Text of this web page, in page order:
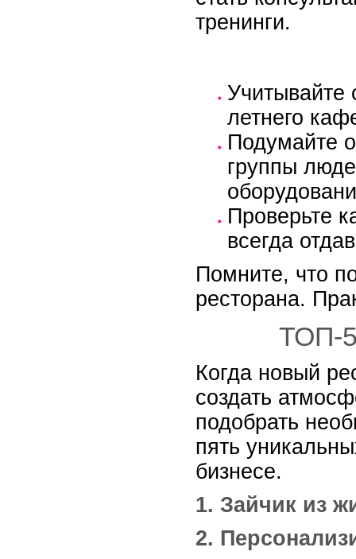
тренинги.
Учитывайте
летнего
Подумайте
группы
Проверьте
всегда
Помните, что
ресторана.
ТОП-5
Когда новый
создать
подобрать
пять
бизнесе.
1. Зайчик из
2.